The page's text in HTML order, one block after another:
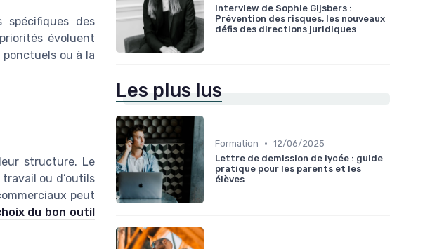
spécifiques des
évoluent
ou à la
structure. Le
ou d’outils
peut
du bon outil
Interview de Sophie Gijsbers :
Prévention des risques, les nouveaux
défis des directions juridiques
Les plus lus
Formation • 12/06/2025
Lettre de demission de lycée : guide
pratique pour les parents et les
élèves